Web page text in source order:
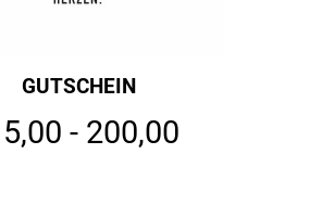
GUTSCHEIN
- 200,00